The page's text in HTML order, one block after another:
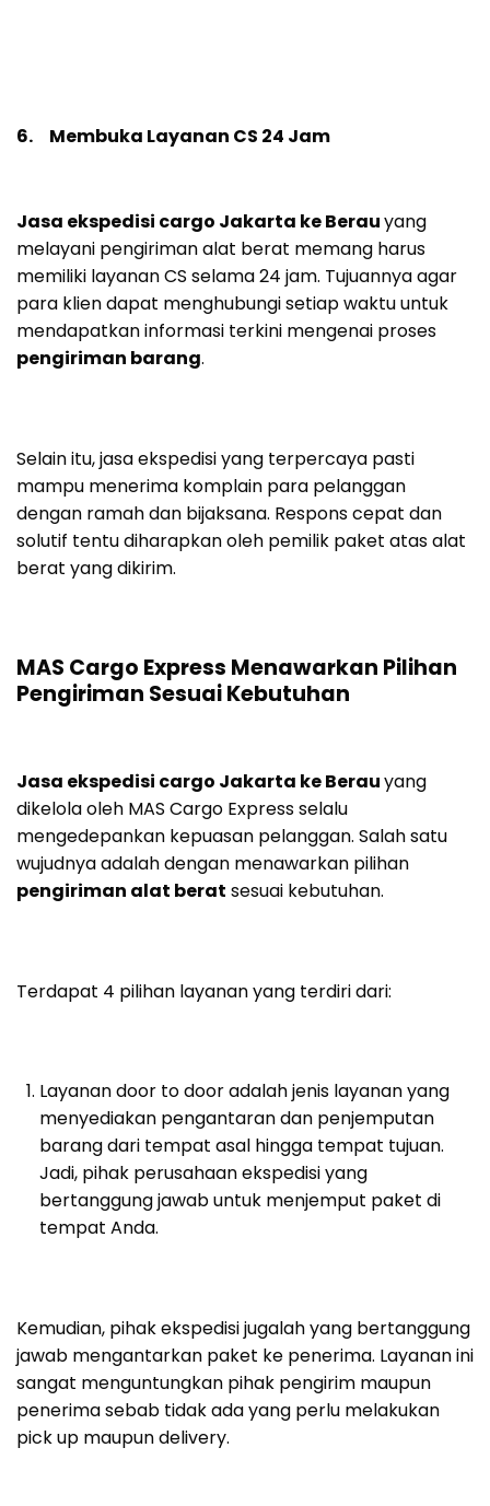
6. Membuka Layanan CS 24 Jam
Jasa ekspedisi cargo Jakarta ke Berauyang
melayani pengiriman alat berat memang harus
memiliki layanan CS selama 24 jam. Tujuannya agar
para klien dapat menghubungi setiap waktu untuk
mendapatkan informasi terkini mengenai proses
pengiriman barang.
Selain itu, jasa ekspedisi yang terpercaya pasti
mampu menerima komplain para pelanggan
dengan ramah dan bijaksana. Respons cepat dan
solutif tentu diharapkan oleh pemilik paket atas alat
berat yang dikirim.
MAS Cargo Express Menawarkan Pilihan
Pengiriman Sesuai Kebutuhan
Jasa ekspedisi cargo Jakarta ke Berauyang
dikelola oleh MAS Cargo Express selalu
mengedepankan kepuasan pelanggan. Salah satu
wujudnya adalah dengan menawarkan pilihan
pengiriman alat berat sesuai kebutuhan.
Terdapat 4 pilihan layanan yang terdiri dari:
Layanan door to door adalah jenis layanan yang
menyediakan pengantaran dan penjemputan
barang dari tempat asal hingga tempat tujuan.
Jadi, pihak perusahaan ekspedisi yang
bertanggung jawab untuk menjemput paket di
tempat Anda.
Kemudian, pihak ekspedisi jugalah yang bertanggung
jawab mengantarkan paket ke penerima. Layanan ini
sangat menguntungkan pihak pengirim maupun
penerima sebab tidak ada yang perlu melakukan
pick up maupun delivery.